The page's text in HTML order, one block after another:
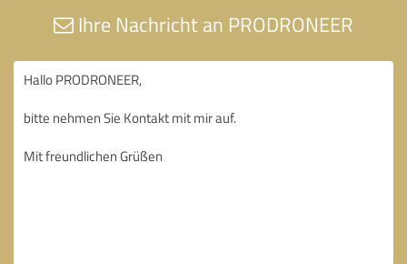
Ihre Nachricht an PRODRONEER